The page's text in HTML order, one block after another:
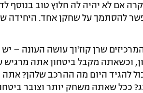
אם לא יהיה לה חלוץ טוב בנוסף
להסתמך על שחקן אחד. היחידה
שרן קוז'וך עושה העונה –
וכשאתה מקבל ביטחון אתה מרגיש
להגיד היום מה ההרכב שלהן? אתה
ככל שאתה משחק יותר וצובר